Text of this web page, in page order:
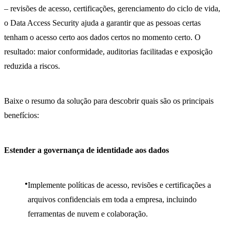
– revisões de acesso, certificações, gerenciamento do ciclo de vida,
o Data Access Security ajuda a garantir que as pessoas certas
tenham o acesso certo aos dados certos no momento certo. O
resultado: maior conformidade, auditorias facilitadas e exposição
reduzida a riscos.
Baixe o resumo da solução para descobrir quais são os principais
benefícios:
Estender a governança de identidade aos dados
Implemente políticas de acesso, revisões e certificações a
arquivos confidenciais em toda a empresa, incluindo
ferramentas de nuvem e colaboração.